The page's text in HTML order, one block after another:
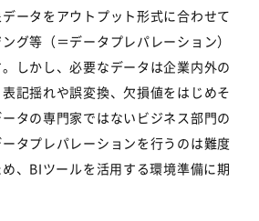
ータをアウトプット形式に合わせて
グ等（＝データプレパレーション）
しかし、必要なデータは企業内外の
記揺れや誤変換、欠損値をはじめそ
タの専門家ではないビジネス部門の
タプレパレーションを行うのは難度
、BIツールを活用する環境準備に期